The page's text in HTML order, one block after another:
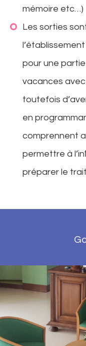
mémoire etc…)
Les sorties
pour une
vacances
toutefois
en
comprennent
permettre à
préparer le